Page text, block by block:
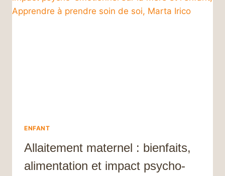
ENFANT
Allaitement maternel : bienfaits,
alimentation et impact psycho-